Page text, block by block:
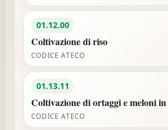
01.12.00
Coltivazione di riso
CODICE ATECO
01.13.11
Coltivazione di ortaggi e meloni
CODICE ATECO